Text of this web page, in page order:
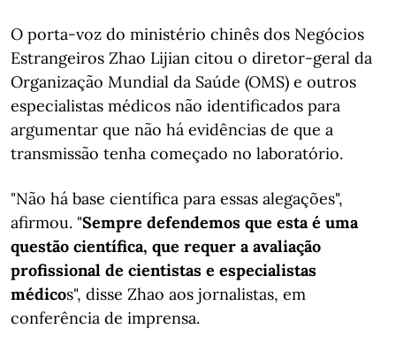
O porta-voz do ministério chinês dos Negócios
Estrangeiros Zhao Lijian citou o diretor-geral da
Organização Mundial da Saúde (OMS) e outros
especialistas médicos não identificados para
argumentar que não há evidências de que a
transmissão tenha começado no laboratório.
"Não há base científica para essas alegações",
afirmou. "Sempre defendemos que esta é uma
questão científica, que requer a avaliação
profissional de cientistas e especialistas
médicos", disse Zhao aos jornalistas, em
conferência de imprensa.